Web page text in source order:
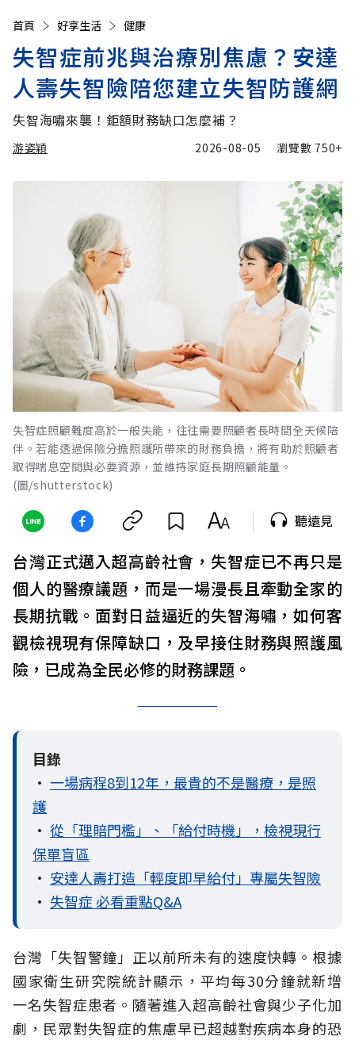
首頁 好享生活 健康
失智症前兆與治療別焦慮？安達
人壽失智險陪您建立失智防護網
失智海嘯來襲！鉅額財務缺口怎麼補？
游姿穎 2026-08-05 瀏覽數 750+
失智症照顧難度高於一般失能，往往需要照顧者長時間全天候陪
伴。若能透過保險分擔照護所帶來的財務負擔，將有助於照顧者
取得喘息空間與必要資源，並維持家庭長期照顧能量。
(圖/shutterstock)
聽遠見
台灣正式邁入超高齡社會，失智症已不再只是
個人的醫療議題，而是一場漫長且牽動全家的
長期抗戰。面對日益逼近的失智海嘯，如何客
觀檢視現有保障缺口，及早接住財務與照護風
險，已成為全民必修的財務課題。
目錄
• 一場病程8到12年，最貴的不是醫療，是照
護
• 從「理賠門檻」、「給付時機」，檢視現行
保單盲區
• 安達人壽打造「輕度即早給付」專屬失智險
• 失智症 必看重點Q&A
台灣「失智警鐘」正以前所未有的速度快轉。根據
國家衛生研究院統計顯示，平均每30分鐘就新增
一名失智症患者。隨著進入超高齡社會與少子化加
劇，民眾對失智症的焦慮早已超越對疾病本身的恐